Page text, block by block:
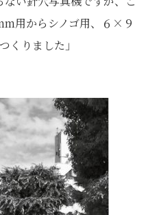
用からシノゴ用、６×９
くりました」